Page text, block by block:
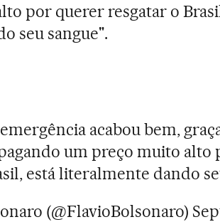
por querer resgatar o
seu sangue".
acabou bem,
um preço muito alto
está literalmente dando
(@FlavioBolsonaro)